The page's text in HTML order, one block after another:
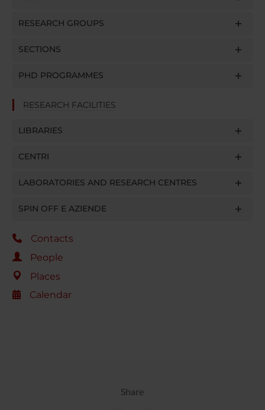
RESEARCH GROUPS
SECTIONS
PHD PROGRAMMES
RESEARCH FACILITIES
LIBRARIES
CENTRI
LABORATORIES AND RESEARCH CENTRES
SPIN OFF E AZIENDE
Contacts
People
Places
Calendar
Share